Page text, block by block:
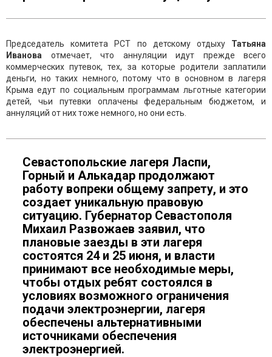
Председатель комитета РСТ по детскому отдыху Татьяна
Иванова отмечает, что аннуляции идут прежде всего
коммерческих путевок, тех, за которые родители заплатили
деньги, но таких немного, потому что в основном в лагеря
Крыма едут по социальным программам льготные категории
детей, чьи путевки оплачены федеральным бюджетом, и
аннуляций от них тоже немного, но они есть.
Севастопольские лагеря Ласпи,
Горный и Алькадар продолжают
работу вопреки общему запрету, и это
создает уникальную правовую
ситуацию. Губернатор Севастополя
Михаил Развожаев заявил, что
плановые заезды в эти лагеря
состоятся 24 и 25 июня, и власти
принимают все необходимые меры,
чтобы отдых ребят состоялся в
условиях возможного ограничения
подачи электроэнергии, лагеря
обеспечены альтернативными
источниками обеспечения
электроэнергией.